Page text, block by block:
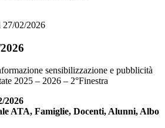
27/02/2026
sensibilizzazione e pubblicità
2025 – 2026 – 2°Finestra
2026
ATA, Famiglie, Docenti, Alunni, Albo